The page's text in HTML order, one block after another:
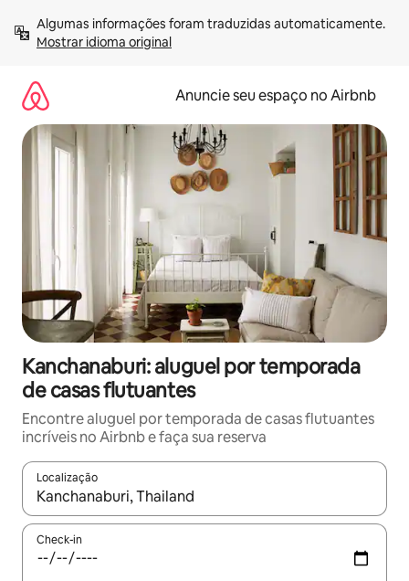
para
Mostrar idioma original
Anuncie seu espaço no Airbnb
Kanchanaburi: aluguel por temporada
de casas flutuantes
Encontre aluguel por temporada de casas flutuantes
incríveis no Airbnb e faça sua reserva
Localização
Quando os resultados estiverem disponíveis, explore-os
Check-in